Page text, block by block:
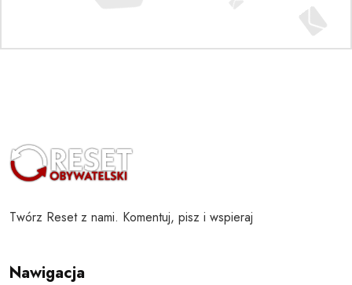
Twórz Reset z nami. Komentuj, pisz i wspieraj
Nawigacja